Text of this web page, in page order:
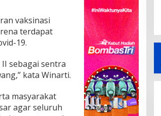
vaksinasi
terdapat
19.
sebagai sentra
kata Winarti.
masyarakat
agar seluruh